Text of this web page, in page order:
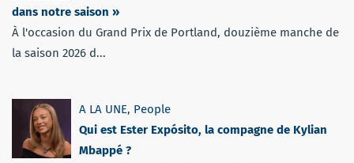
dans notre saison »
À l'occasion du Grand Prix de Portland, douzième manche de
la saison 2026 d...
A LA UNE, People
Qui est Ester Expósito, la compagne de Kylian
Mbappé ?